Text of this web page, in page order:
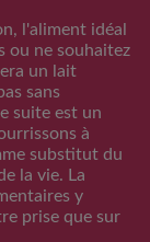
l'aliment idéal
ou ne souhaitez
un lait
sans
suite est un
à
substitut du
la vie. La
y
prise que sur